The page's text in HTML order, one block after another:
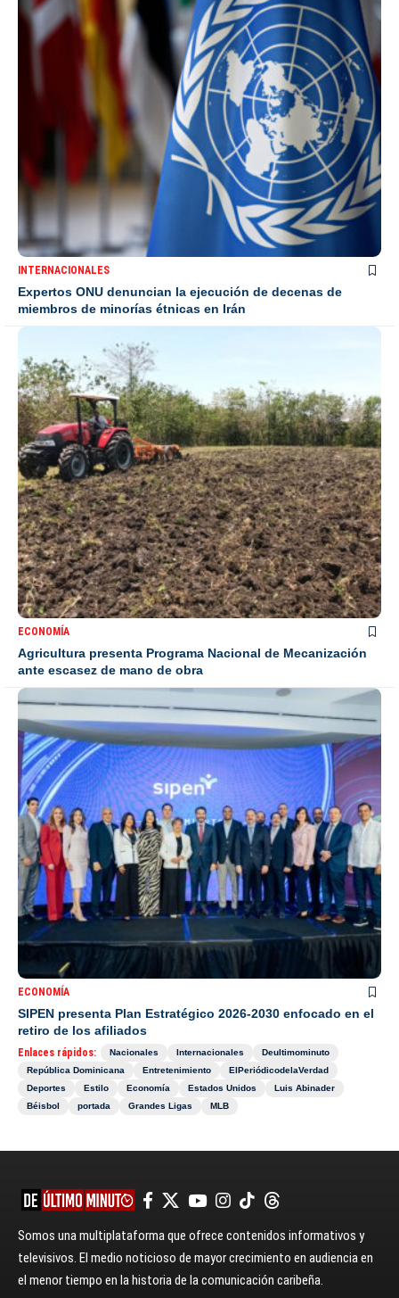
INTERNACIONALES
Expertos ONU denuncian la ejecución de decenas de
miembros de minorías étnicas en Irán
ECONOMÍA
Agricultura presenta Programa Nacional de Mecanización
ante escasez de mano de obra
ECONOMÍA
SIPEN presenta Plan Estratégico 2026-2030 enfocado en el
retiro de los afiliados
Enlaces rápidos: Nacionales Internacionales
Deultimominuto
República Dominicana
Entretenimiento
ElPeriódicodelaVerdad
Deportes
Estilo Economía Estados Unidos
Luis Abinader
Béisbol
portada Grandes Ligas MLB
Somos una multiplataforma que ofrece contenidos informativos y
televisivos. El medio noticioso de mayor crecimiento en audiencia en
el menor tiempo en la historia de la comunicación caribeña.